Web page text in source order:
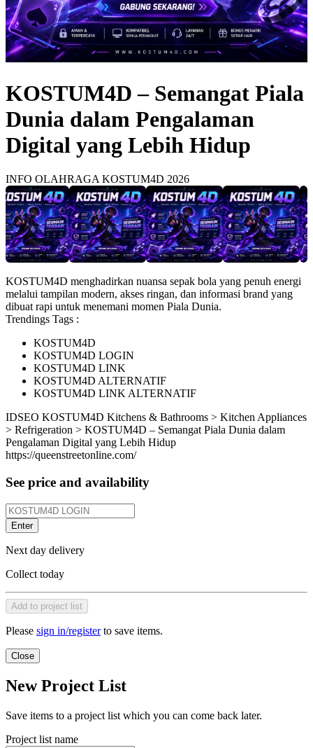
KOSTUM4D – Semangat Piala
Dunia dalam Pengalaman
Digital yang Lebih Hidup
INFO OLAHRAGA KOSTUM4D 2026
KOSTUM4D menghadirkan nuansa sepak bola yang penuh energi
melalui tampilan modern, akses ringan, dan informasi brand yang
dibuat rapi untuk menemani momen Piala Dunia.
Trendings Tags :
KOSTUM4D
KOSTUM4D LOGIN
KOSTUM4D LINK
KOSTUM4D ALTERNATIF
KOSTUM4D LINK ALTERNATIF
IDSEO KOSTUM4D Kitchens & Bathrooms > Kitchen Appliances
> Refrigeration > KOSTUM4D – Semangat Piala Dunia dalam
Pengalaman Digital yang Lebih Hidup
https://queenstreetonline.com/
See price and availability
Enter
Next day delivery
Collect today
Add to project list
Please sign in/registerto save items.
Close
New Project List
Save items to a project list which you can come back later.
Project list name